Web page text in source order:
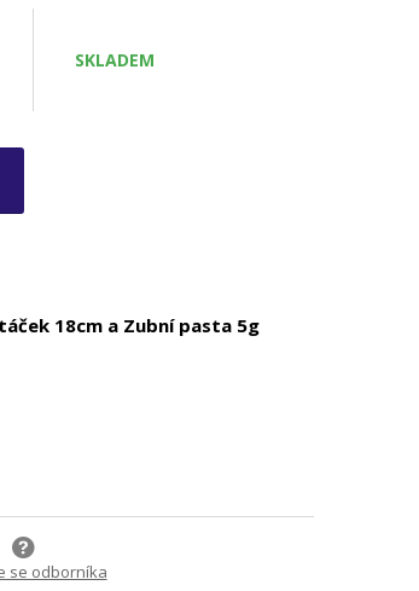
SKLADEM
18cm a Zubní pasta 5g
se odborníka